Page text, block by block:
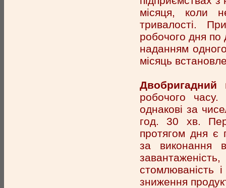
місяця, коли
тривалості.
робочого дня
наданням
місяць
Двобригадний
робочого часу.
однакові за
год. 30 хв.
протягом дня є
за виконання
стомлюваність
зниження